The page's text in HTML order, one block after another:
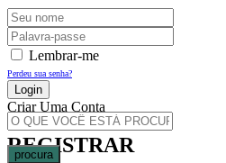
Lembrar-me
Perdeu sua senha?
Criar Uma Conta
REGISTRAR
procura